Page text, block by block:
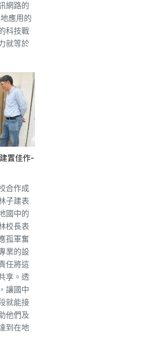
網路的
應用的
科技戰
就等於
置佳作-
合作成
子建表
國中的
校長表
孤軍奮
業的設
任將這
享。透
讓國中
就能接
他們及
到在地